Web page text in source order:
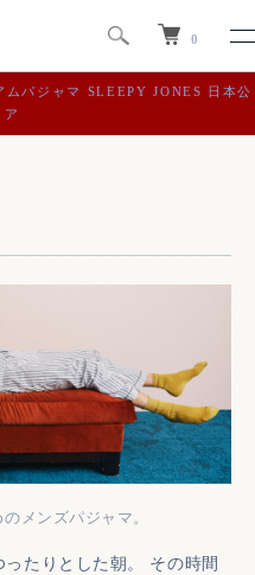
0
パジャマ SLEEPY JONES 日本公
ア
メンズパジャマ。
たりとした朝。 その時間